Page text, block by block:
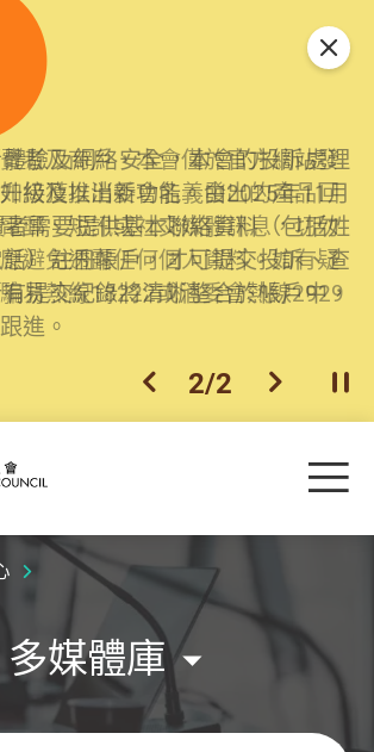
者及商戶，本會僅於官方網站發
接獲以消委會名義發出的產品回
郵、短訊或社交媒體訊息，切勿
避免透露任何個人資料。如有疑
易熱線18222或消委會熱線2929
驗及網絡安全，本會的投訴處理
級及推出新功能。由2025年11月
需要提供基本聯絡資料（包括姓
）註冊帳戶，才可提交投訴、查
提交紀錄將清晰整合於帳戶中，
進。
上一個
2/2 下一個開
關閉
目
多媒體庫